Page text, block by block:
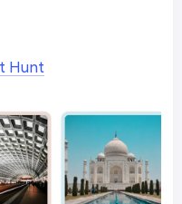
Hunt